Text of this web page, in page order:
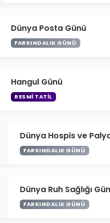
Dünya Posta Günü
FARKINDALIK GÜNÜ
Hangul Günü
RESMI TATIL
Dünya Hospis ve
FARKINDALIK GÜNÜ
Dünya Ruh Sağlığı
FARKINDALIK GÜNÜ